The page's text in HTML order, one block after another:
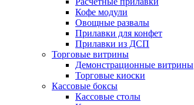
Кофе модули
Овощные развалы
Прилавки для конфет
Прилавки из ДСП
Торговые витрины
Демонстрационные витрины
Торговые киоски
Кассовые боксы
Кассовые столы